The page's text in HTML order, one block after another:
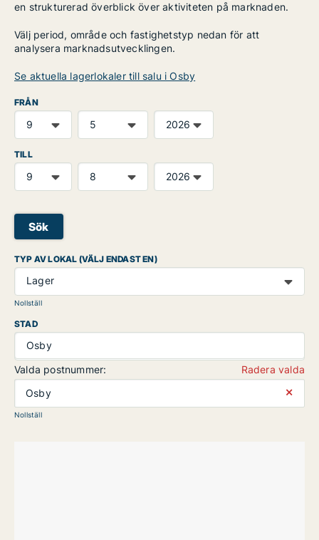
en strukturerad överblick över aktiviteten på marknaden.
Välj period, område och fastighetstyp nedan för att
analysera marknadsutvecklingen.
Se aktuella lagerlokaler till salu i Osby
FRÅN
TILL
Sök
TYP AV LOKAL (VÄLJ ENDAST EN)
Lager
Nollställ
STAD
Osby
Valda postnummer:
Radera valda
Osby
⨯
Nollställ